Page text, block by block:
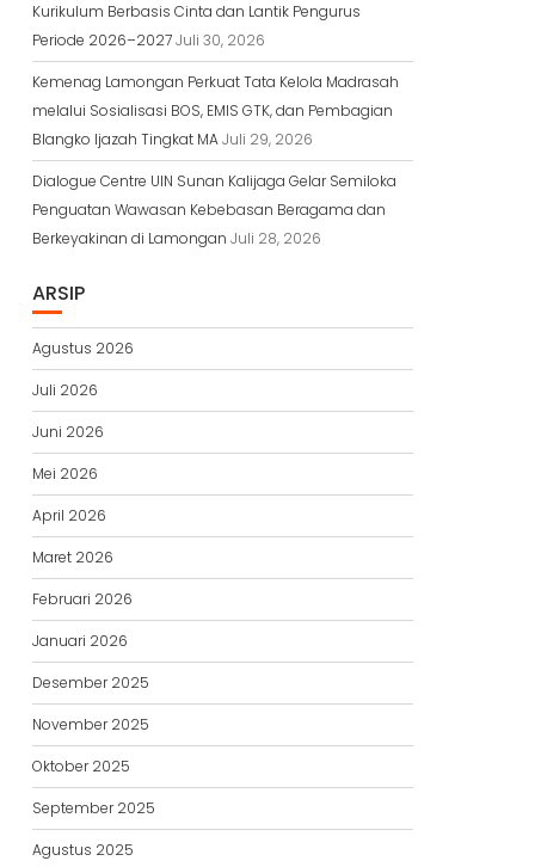
Kurikulum Berbasis Cinta dan Lantik Pengurus
Periode 2026–2027Juli 30, 2026
Kemenag Lamongan Perkuat Tata Kelola Madrasah
melalui Sosialisasi BOS, EMIS GTK, dan Pembagian
Blangko Ijazah Tingkat MAJuli 29, 2026
Dialogue Centre UIN Sunan Kalijaga Gelar Semiloka
Penguatan Wawasan Kebebasan Beragama dan
Berkeyakinan di Lamongan Juli 28, 2026
ARSIP
Agustus 2026
Juli 2026
Juni 2026
Mei 2026
April 2026
Maret 2026
Februari 2026
Januari 2026
Desember 2025
November 2025
Oktober 2025
September 2025
Agustus 2025